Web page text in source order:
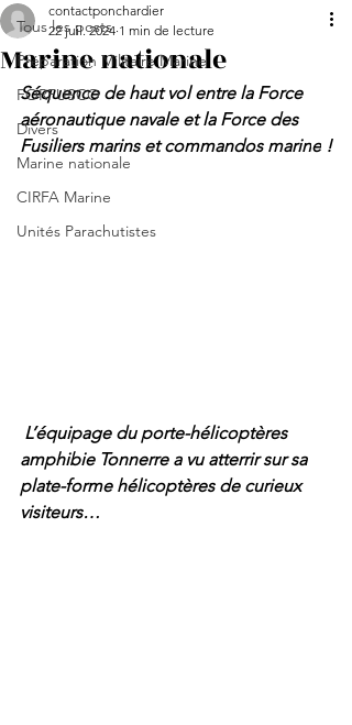
Tous les posts
Préparation Militaire Marine
FORFUSCO
Divers
Marine nationale
CIRFA Marine
Unités Parachutistes
Marine nationale
contactponchardier
22 juil. 2024 1 min de lecture
Séquence de haut vol entre la Force
aéronautique navale et la Force des
Fusiliers marins et commandos marine !
L’équipage du porte-hélicoptères
amphibie Tonnerre a vu atterrir sur sa
plate-forme hélicoptères de curieux
visiteurs…